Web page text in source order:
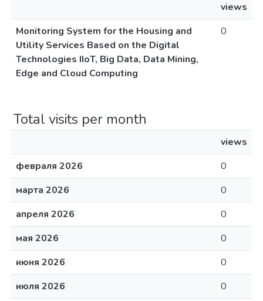
views
Monitoring System for the Housing and
Utility Services Based on the Digital
Technologies IIoT, Big Data, Data Mining,
Edge and Cloud Computing
0
Total visits per month
views
февраля 2026
0
марта 2026
0
апреля 2026
0
мая 2026
0
июня 2026
0
июля 2026
0